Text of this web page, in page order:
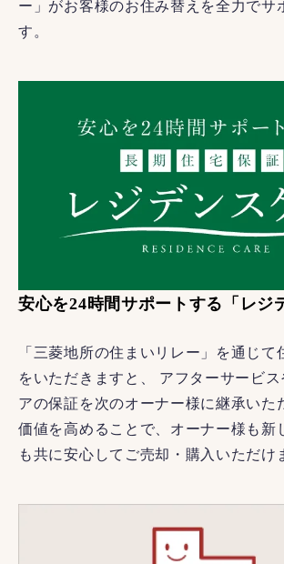
ー」がお客様のお住み替えを全力でサ
す。
安心を24時間サポートする「レジ
「三菱地所の住まいリレー」を通じて
をいただきますと、 アフターサービ
アの保証を次のオーナー様に継承いた
価値を高めることで、オーナー様も新
も共に安心してご売却・購入いただけ